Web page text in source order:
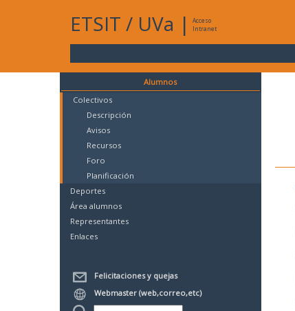
ETSIT / UVa |
Acceso
Intranet
Alumnos
Colectivos
Descripción
Avisos
Recursos
Foro
Planificación
Deportes
Área alumnos
Representantes
Enlaces
Felicitaciones y quejas
Webmaster (web,correo,etc)